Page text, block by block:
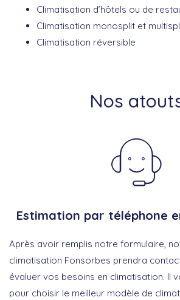
Climatisation d’hôtels ou de
Climatisation monosplit et
Climatisation réversible
Nos
Estimation par téléphone
Après avoir remplis notre formulaire,
climatisation Fonsorbes prendra
évaluer vos besoins en climatisation. Il
pour choisir le meilleur modèle de